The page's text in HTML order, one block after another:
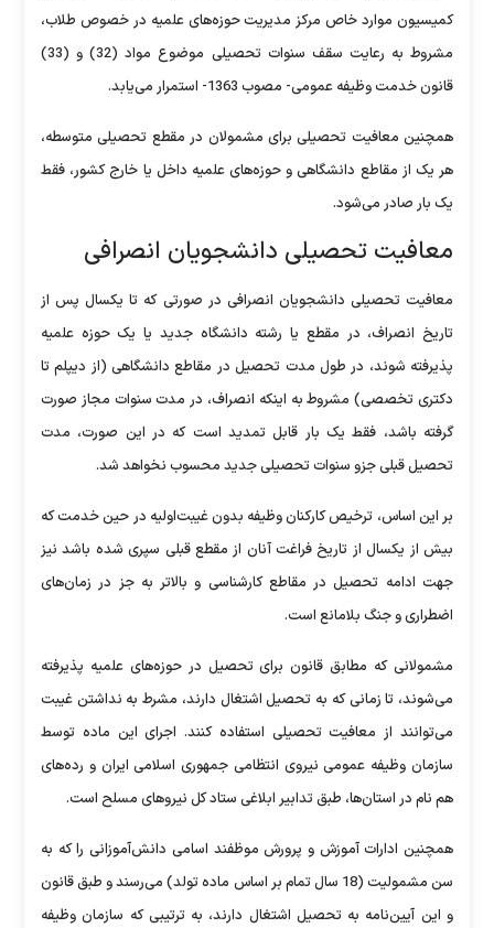
کمیسیون موارد خاص مرکز مدیریت حوزه‌های علمیه در خصوص طلاب،
مشروط به رعایت سقف سنوات تحصیلی موضوع مواد (32) و (33)
قانون خدمت وظیفه عمومی- مصوب 1363- استمرار می‌یابد.
همچنین معافیت تحصیلی برای مشمولان در مقطع تحصیلی متوسطه،
هر یک از مقاطع دانشگاهی و حوزه‌های علمیه داخل یا خارج کشور، فقط
یک بار صادر می‌شود.
معافیت تحصیلی دانشجویان انصرافی
معافیت تحصیلی دانشجویان انصرافی در صورتی که تا یکسال پس از
تاریخ انصراف، در مقطع یا رشته دانشگاه جدید یا یک حوزه علمیه
پذیرفته شوند، در طول مدت تحصیل در مقاطع دانشگاهی (از دیپلم تا
دکتری تخصصی) مشروط به اینکه انصراف، در مدت سنوات مجاز صورت
گرفته باشد، فقط یک بار قابل تمدید است که در این صورت، مدت
تحصیل قبلی جزو سنوات تحصیلی جدید محسوب نخواهد شد.
بر این اساس، ترخیص کارکنان وظیفه بدون غیبت‌اولیه در حین خدمت که
بیش از یکسال از تاریخ فراغت آنان از مقطع قبلی سپری شده باشد نیز
جهت ادامه تحصیل در مقاطع کارشناسی و بالاتر به جز در زمان‌های
اضطراری و جنگ بلامانع است.
مشمولانی که مطابق قانون برای تحصیل در حوزه‌های علمیه پذیرفته
می‌شوند، تا زمانی که به تحصیل اشتغال دارند، مشرط به نداشتن غیبت
می‌توانند از معافیت تحصیلی استفاده کنند. اجرای این ماده توسط
سازمان وظیفه عمومی نیروی انتظامی جمهوری اسلامی ایران و رده‌های
هم نام در استان‌ها، طبق تدابیر ابلاغی ستاد کل نیروهای مسلح است.
همچنین ادارات آموزش و پرورش موظفند اسامی دانش‌آموزانی را که به
سن مشمولیت (18 سال تمام بر اساس ماده تولد) می‌رسند و طبق قانون
و این آیین‌نامه به تحصیل اشتغال دارند، به ترتیبی که سازمان وظیفه